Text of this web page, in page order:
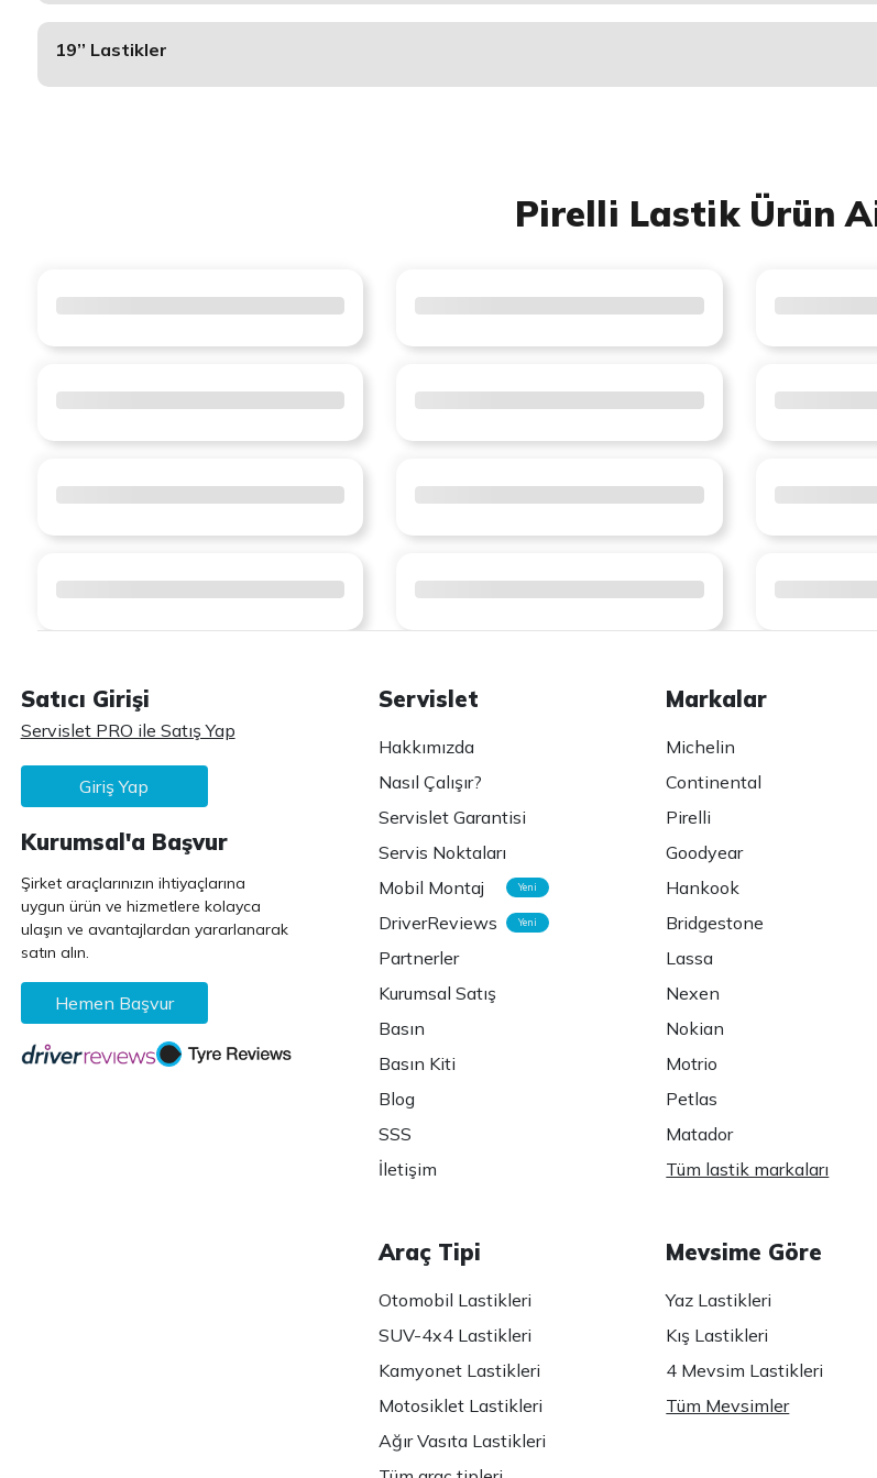
19’’ Lastikler
Pirelli Lastik Ürün
Satıcı Girişi
Servislet PRO ile Satış Yap
Giriş Yap
Kurumsal'a Başvur
Şirket araçlarınızın ihtiyaçlarına
uygun ürün ve hizmetlere kolayca
ulaşın ve avantajlardan yararlanarak
satın alın.
Hemen Başvur
Servislet
Hakkımızda
Nasıl Çalışır?
Servislet Garantisi
Servis Noktaları
Mobil Montaj
Yeni
DriverReviews Yeni
Partnerler
Kurumsal Satış
Basın
Basın Kiti
Blog
SSS
İletişim
Markalar
Michelin
Continental
Pirelli
Goodyear
Hankook
Bridgestone
Lassa
Nexen
Nokian
Motrio
Petlas
Matador
Tüm lastik markaları
Araç Tipi
Otomobil Lastikleri
SUV-4x4 Lastikleri
Kamyonet Lastikleri
Motosiklet Lastikleri
Ağır Vasıta Lastikleri
Mevsime Göre
Yaz Lastikleri
Kış Lastikleri
4 Mevsim Lastikleri
Tüm Mevsimler